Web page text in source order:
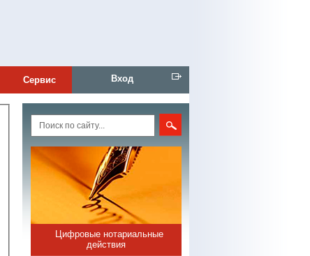
Сервис Вход
Цифровые нотариальные
действия